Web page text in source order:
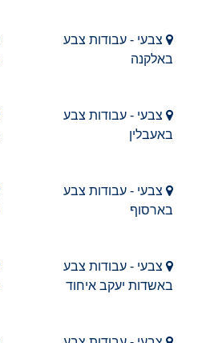
צבעי - עבודות צבע
באלקנה
צבעי - עבודות צבע
באעבלין
צבעי - עבודות צבע
בארסוף
צבעי - עבודות צבע
באשדות יעקב איחוד